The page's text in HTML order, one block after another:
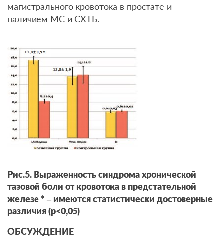
магистрального кровотока в простате и
наличием МС и СХТБ.
Рис.5. Выраженность синдрома хронической
тазовой боли от кровотока в предстательной
железе * – имеются статистически достоверные
различия (р<0,05)
ОБСУЖДЕНИЕ